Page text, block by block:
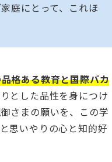
庭にとって、これほ
格ある教育と国際バカ
とした品性を身につけ
さまの願いを、この学
思いやりの心と知的好